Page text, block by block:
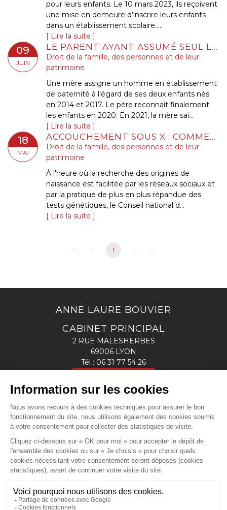
pour leurs enfants. Le 10 mars 2023, ils reçoivent
une mise en demeure d’inscrire leurs enfants
dans un établissement scolaire....
Lire la suite
LE PARENT AYANT ASSUMÉ SEUL LES CHARGES PEUT OBTENIR UNE CONTRIBUTION RÉTROACTIVE SANS DÉTAILLER CHAQUE DÉPENSE !
09
JUIN
Droit de la famille, des personnes et de leur
patrimoine
Une mère assigne un homme en établissement
de paternité à l’égard de ses deux enfants nés
en 2014 et 2017. Le père reconnaît finalement
les enfants en 2020. En 2021, la mère sai...
Lire la suite
ACCOUCHEMENT SOUS X : COMMENT CONCILIER DROIT AU SECRET ET ACCÈS AUX ORIGINES ?
18
MAI
Droit de la famille, des personnes et de leur
patrimoine
À l'heure où la recherche des origines de
naissance est facilitée par les réseaux sociaux et
par la pratique de plus en plus répandue des
tests génétiques, le Conseil national d...
Lire la suite
1
ANNE LAURE BOUVIER
CABINET PRINCIPAL
2 RUE MALESHERBES
69006 LYON
Tél : 06 31 77 54 26
13 bis, rue Louis SAULNIER
69330 MEYZIEU - 2ème étage
NOUS LOCALISER
ACCUEIL CABINET
VOTRE AVOCATE